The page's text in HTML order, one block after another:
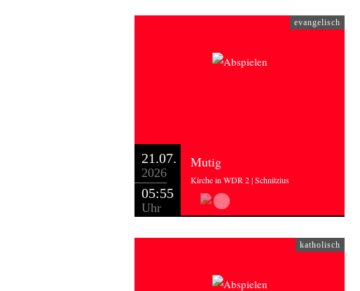
evangelisch
21.07.
2026
05:55
Uhr
Mutig
Kirche in WDR 2 | Schnitzius
katholisch